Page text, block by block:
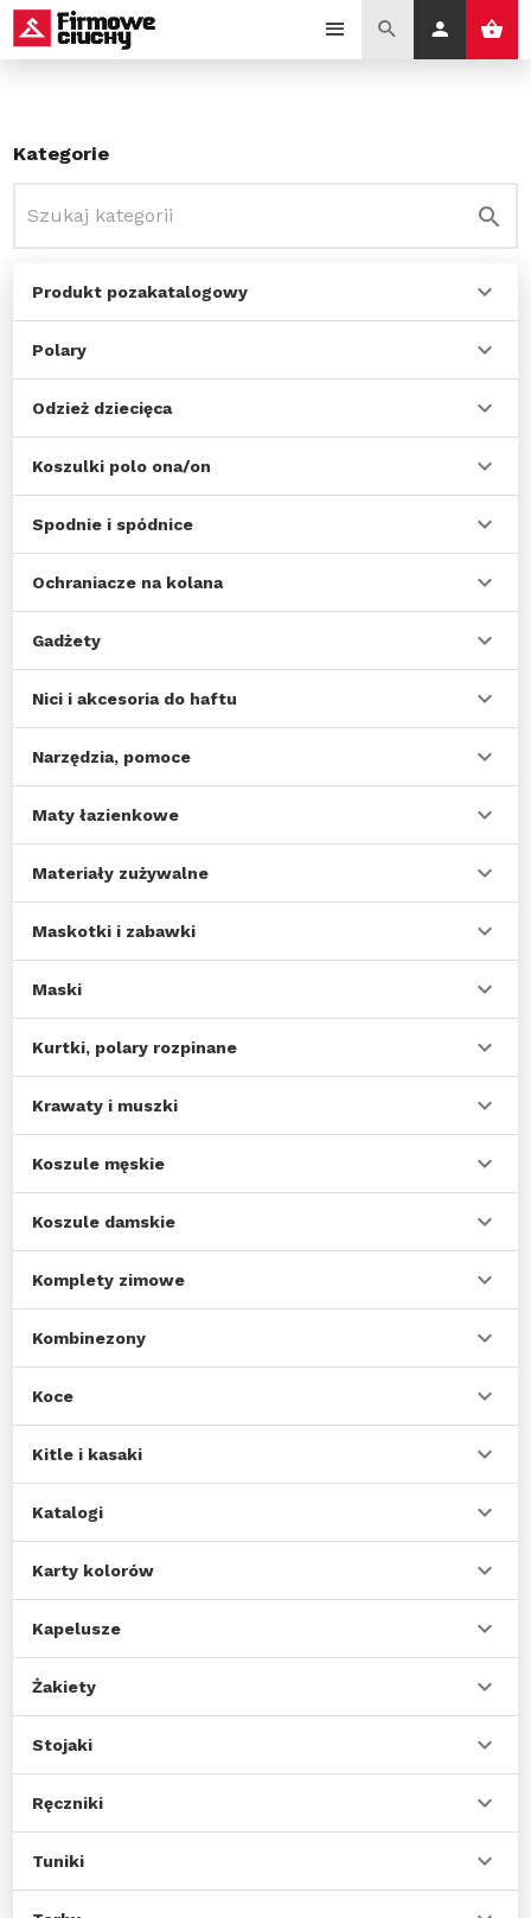
Kategorie
Produkt pozakatalogowy
Polary
Odzież dziecięca
Koszulki polo ona/on
Spodnie i spódnice
Ochraniacze na kolana
Gadżety
Nici i akcesoria do haftu
Narzędzia, pomoce
Maty łazienkowe
Materiały zużywalne
Maskotki i zabawki
Maski
Kurtki, polary rozpinane
Krawaty i muszki
Koszule męskie
Koszule damskie
Komplety zimowe
Kombinezony
Koce
Kitle i kasaki
Katalogi
Karty kolorów
Kapelusze
Żakiety
Stojaki
Ręczniki
Tuniki